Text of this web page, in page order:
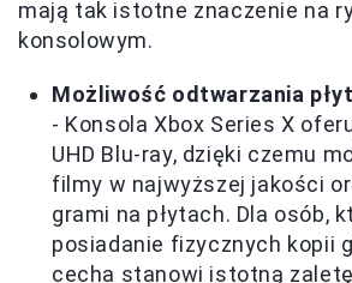
mają tak istotne znaczenie na
konsolowym.
Możliwość odtwarzania
- Konsola Xbox Series X
UHD Blu-ray, dzięki czemu
filmy w najwyższej jakości
grami na płytach. Dla osób,
posiadanie fizycznych kopii
cecha stanowi istotną